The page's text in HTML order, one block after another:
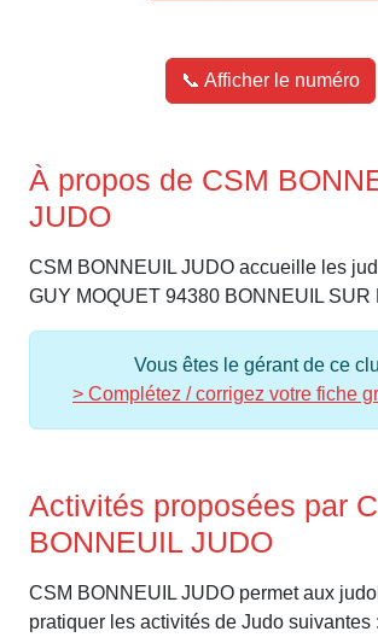
📞 Afficher le numéro
À propos de CSM
JUDO
CSM BONNEUIL JUDO accueille les
GUY MOQUET 94380 BONNEUIL SUR
Vous êtes le gérant de ce
> Complétez / corrigez votre fiche
Activités proposées par
BONNEUIL JUDO
CSM BONNEUIL JUDO permet aux
pratiquer les activités de Judo suivantes :